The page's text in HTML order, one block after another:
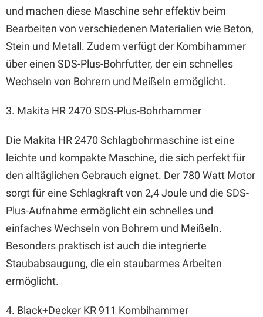
und machen diese Maschine sehr effektiv beim
Bearbeiten von verschiedenen Materialien wie Beton,
Stein und Metall. Zudem verfügt der Kombihammer
über einen SDS-Plus-Bohrfutter, der ein schnelles
Wechseln von Bohrern und Meißeln ermöglicht.
3. Makita HR 2470 SDS-Plus-Bohrhammer
Die Makita HR 2470 Schlagbohrmaschine ist eine
leichte und kompakte Maschine, die sich perfekt für
den alltäglichen Gebrauch eignet. Der 780 Watt Motor
sorgt für eine Schlagkraft von 2,4 Joule und die SDS-
Plus-Aufnahme ermöglicht ein schnelles und
einfaches Wechseln von Bohrern und Meißeln.
Besonders praktisch ist auch die integrierte
Staubabsaugung, die ein staubarmes Arbeiten
ermöglicht.
4. Black+Decker KR 911 Kombihammer